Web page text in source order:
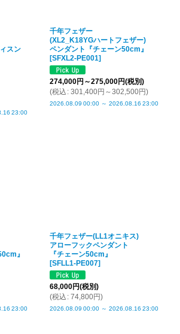
スン
23:00
千年フェザー
(XL2_K18YGハートフェザー)
ペンダント『チェーン50cm』
[SFXL2-PE001]
274,000円 ～275,000円(税別)
(税込 : 301,400円 ～302,500円)
2026.08.09 00:00 ～ 2026.08.16 23:00
』
23:00
千年フェザー(LL1オニキス)
アローフックペンダント
『チェーン50cm』
[SFLL1-PE007]
68,000円(税別)
(税込 : 74,800円)
2026.08.09 00:00 ～ 2026.08.16 23:00